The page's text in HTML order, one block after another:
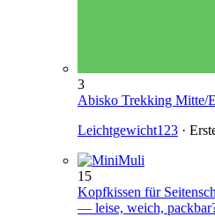
3
Abisko Trekking Mitte/
Leichtgewicht123 ·
15
Kopfkissen für
— leise, weich,